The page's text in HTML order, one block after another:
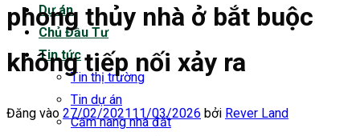
Dự án
Chủ Đầu Tư
Tin tức
Tin thị trường
Tin dự án
Cẩm nang nhà đất
phong thủy nhà ở bắt buộc
không tiếp nối xảy ra
Đăng vào 27/02/2021 11/03/2026 bởi Rever Land